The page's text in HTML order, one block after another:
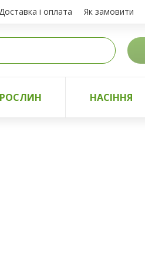
і оплата Як замовити
НАСІННЯ